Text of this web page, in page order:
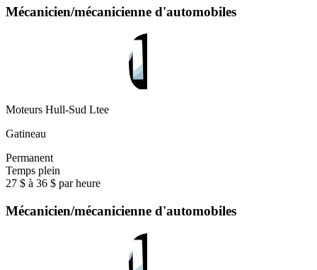
Mécanicien/mécanicienne d'automobiles
Moteurs Hull-Sud Ltee
Gatineau
Permanent
Temps plein
27 $ à 36 $ par heure
Mécanicien/mécanicienne d'automobiles